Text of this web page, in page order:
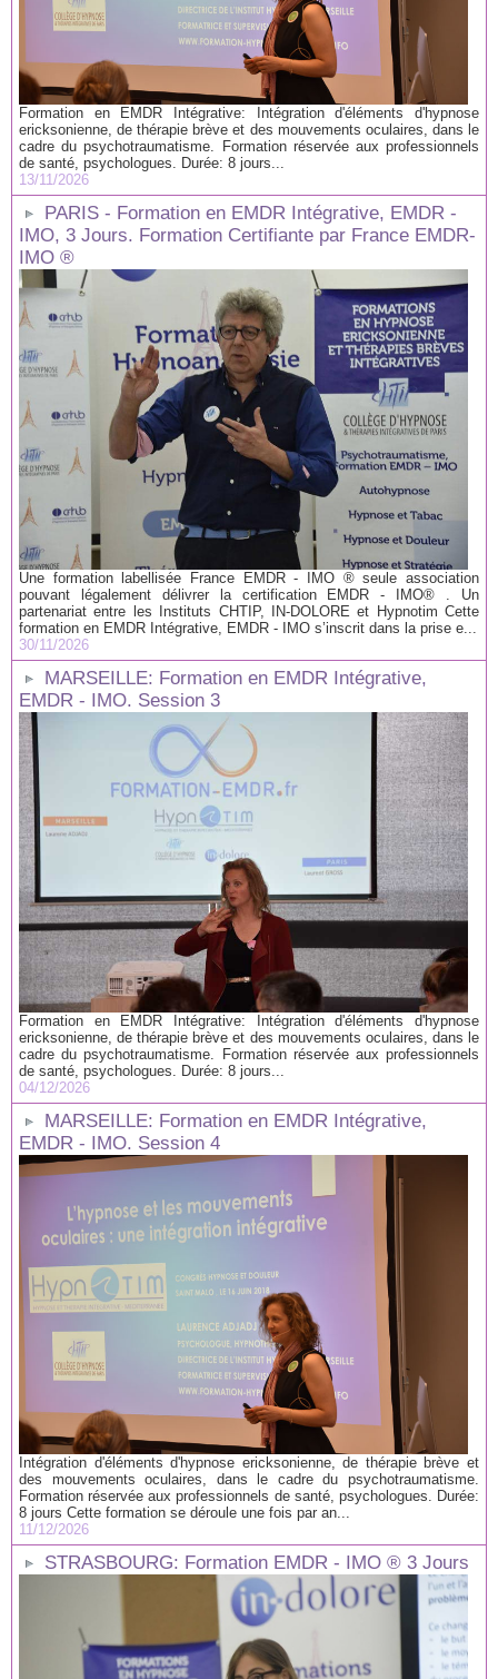
Formation en EMDR Intégrative: Intégration d'éléments d'hypnose
ericksonienne, de thérapie brève et des mouvements oculaires, dans le
cadre du psychotraumatisme. Formation réservée aux professionnels
de santé, psychologues. Durée: 8 jours...
13/11/2026
PARIS - Formation en EMDR Intégrative, EMDR -
IMO, 3 Jours. Formation Certifiante par France EMDR-
IMO ®
Une formation labellisée France EMDR - IMO ® seule association
pouvant légalement délivrer la certification EMDR - IMO® . Un
partenariat entre les Instituts CHTIP, IN-DOLORE et Hypnotim Cette
formation en EMDR Intégrative, EMDR - IMO s’inscrit dans la prise e...
30/11/2026
MARSEILLE: Formation en EMDR Intégrative,
EMDR - IMO. Session 3
Formation en EMDR Intégrative: Intégration d'éléments d'hypnose
ericksonienne, de thérapie brève et des mouvements oculaires, dans le
cadre du psychotraumatisme. Formation réservée aux professionnels
de santé, psychologues. Durée: 8 jours...
04/12/2026
MARSEILLE: Formation en EMDR Intégrative,
EMDR - IMO. Session 4
Intégration d'éléments d'hypnose ericksonienne, de thérapie brève et
des mouvements oculaires, dans le cadre du psychotraumatisme.
Formation réservée aux professionnels de santé, psychologues. Durée:
8 jours Cette formation se déroule une fois par an...
11/12/2026
STRASBOURG: Formation EMDR - IMO ® 3 Jours